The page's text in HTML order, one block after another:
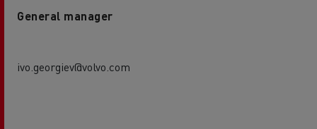
General manager
ivo.georgiev@volvo.com